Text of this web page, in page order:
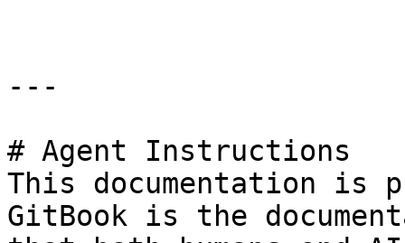
---
# Agent Instructions
This documentation is
GitBook is the